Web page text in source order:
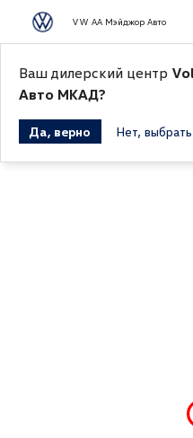
VW АА Мэйджор Авто
НОВЫЕ С
Автомобили
Ваш дилерский центр
Авто МКАД?
Да, верно Нет,